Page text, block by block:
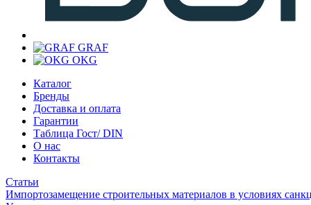
GRAF
OKG
Каталог
Бренды
Доставка и оплата
Гарантии
Таблица Гост/ DIN
О нас
Контакты
Статьи
Импортозамещение строительных материалов в условиях